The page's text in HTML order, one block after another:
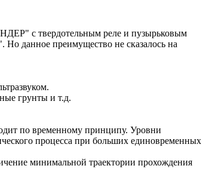
с твердотельным реле и пузырьковым
данное преимущество не сказалось на
грунты и т.д.
по временному принципу. Уровни
процесса при больших единовременных
минимальной траектории прохождения